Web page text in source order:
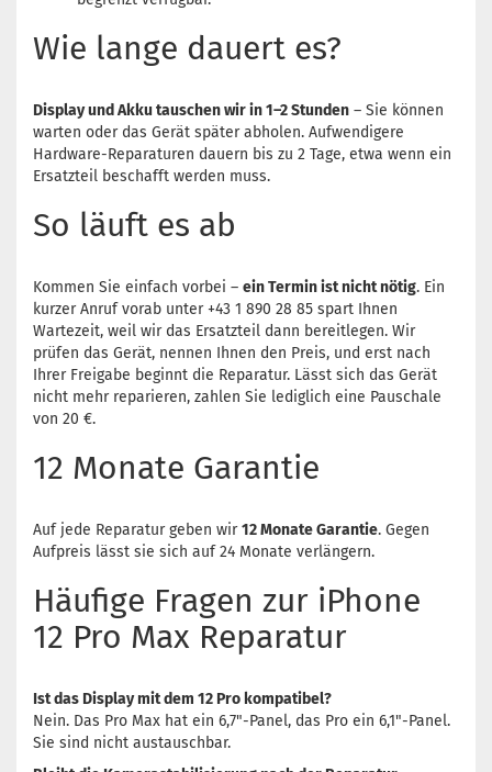
Wie lange dauert es?
Display und Akku tauschen wir in 1–2 Stunden – Sie können
warten oder das Gerät später abholen. Aufwendigere
Hardware-Reparaturen dauern bis zu 2 Tage, etwa wenn ein
Ersatzteil beschafft werden muss.
So läuft es ab
Kommen Sie einfach vorbei – ein Termin ist nicht nötig. Ein
kurzer Anruf vorab unter +43 1 890 28 85 spart Ihnen
Wartezeit, weil wir das Ersatzteil dann bereitlegen. Wir
prüfen das Gerät, nennen Ihnen den Preis, und erst nach
Ihrer Freigabe beginnt die Reparatur. Lässt sich das Gerät
nicht mehr reparieren, zahlen Sie lediglich eine Pauschale
von 20 €.
12 Monate Garantie
Auf jede Reparatur geben wir12 Monate Garantie. Gegen
Aufpreis lässt sie sich auf 24 Monate verlängern.
Häufige Fragen zur iPhone
12 Pro Max Reparatur
Ist das Display mit dem 12 Pro kompatibel?
Nein. Das Pro Max hat ein 6,7"-Panel, das Pro ein 6,1"-Panel.
Sie sind nicht austauschbar.